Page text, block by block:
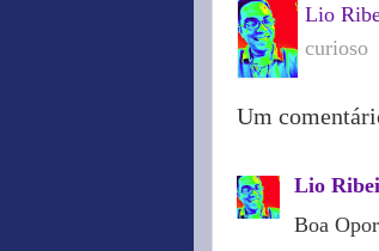
Lio
curioso
Um
Lio
Boa